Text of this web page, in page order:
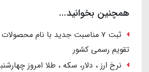
همچنین بخوانید...
ثبت ۷ مناسبت جدید با نام
تقویم رسمی کشور